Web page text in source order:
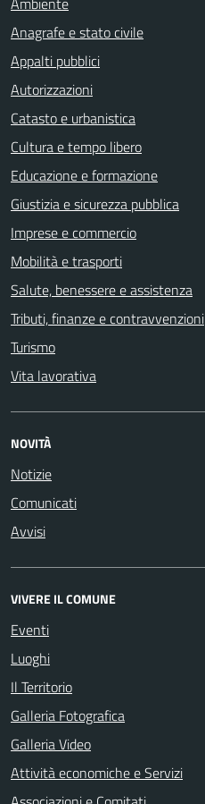
Anagrafe e stato civile
Appalti pubblici
Autorizzazioni
Catasto e urbanistica
Cultura e tempo libero
Educazione e formazione
Giustizia e sicurezza pubblica
Imprese e commercio
Mobilità e trasporti
Salute, benessere e assistenza
Tributi, finanze e contravvenzioni
Turismo
Vita lavorativa
NOVITÀ
Notizie
Comunicati
Avvisi
VIVERE IL COMUNE
Eventi
Luoghi
Il Territorio
Galleria Fotografica
Galleria Video
Attività economiche e Servizi